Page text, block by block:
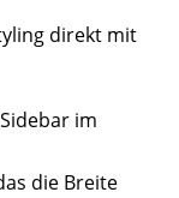
direkt mit
im
die Breite